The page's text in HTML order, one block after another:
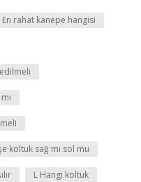
En rahat kanepe hangisi
koltuk sağ mı sol mu
L Hangi koltuk